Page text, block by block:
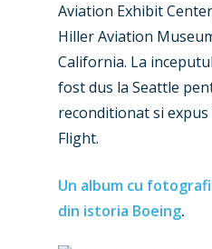
Aviation Exhibit
Hiller Aviation
California. La
fost dus la Seattle
reconditionat si
Flight.
Un album cu
din istoria Boeing.